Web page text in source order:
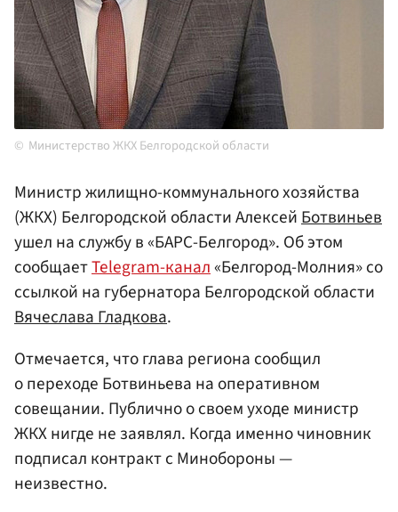
Министерство ЖКХ Белгородской области
Министр жилищно-коммунального хозяйства
(ЖКХ) Белгородской области АлексейБотвиньев
ушел на службу в «БАРС-Белгород». Об этом
сообщаетTelegram-канал«Белгород-Молния» со
ссылкой на губернатора Белгородской области
Вячеслава Гладкова.
Отмечается, что глава региона сообщил
о переходе Ботвиньева на оперативном
совещании. Публично о своем уходе министр
ЖКХ нигде не заявлял. Когда именно чиновник
подписал контракт с Минобороны —
неизвестно.